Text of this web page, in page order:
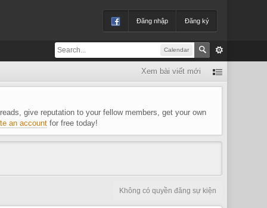
Đăng nhập Đăng ký
Calendar
Xem bài viết mới
give reputation to your fellow members, get your own
an account for free today!
Không có quyền đăng sự kiện